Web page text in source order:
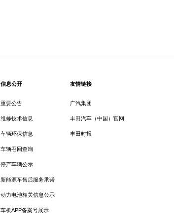
信息公开
重要公告
维修技术信息
车辆环保信息
车辆召回查询
停产车辆公示
新能源车售后服务承诺
动力电池相关信息公示
车机APP备案号展示
友情链接
广汽集团
丰田汽车（中国）官网
丰田时报